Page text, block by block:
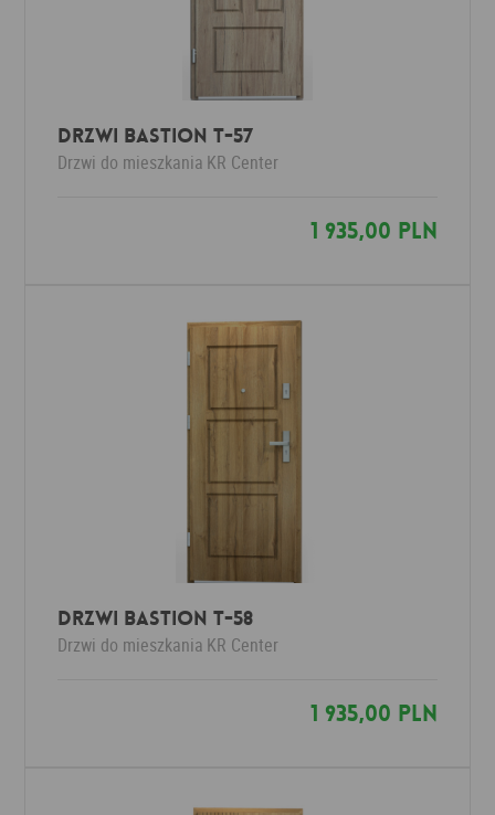
Drzwi Bastion T-57
Drzwi do mieszkania KR Center
1 935,00 PLN
Drzwi Bastion T-58
Drzwi do mieszkania KR Center
1 935,00 PLN